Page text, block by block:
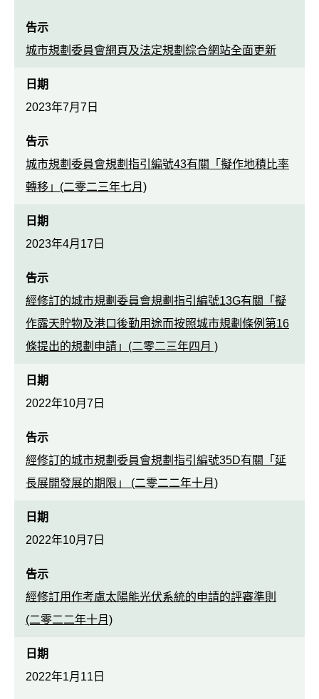
告示
城市規劃委員會網頁及法定規劃綜合網站全面更新
日期
2023年7月7日
告示
城市規劃委員會規劃指引編號43有關「擬作地積比率
轉移」(二零二三年七月)
日期
2023年4月17日
告示
經修訂的城市規劃委員會規劃指引編號13G有關「擬
作露天貯物及港口後勤用途而按照城市規劃條例第16
條提出的規劃申請」(二零二三年四月 )
日期
2022年10月7日
告示
經修訂的城市規劃委員會規劃指引編號35D有關「延
長展開發展的期限」 (二零二二年十月)
日期
2022年10月7日
告示
經修訂用作考慮太陽能光伏系統的申請的評審準則
(二零二二年十月)
日期
2022年1月11日